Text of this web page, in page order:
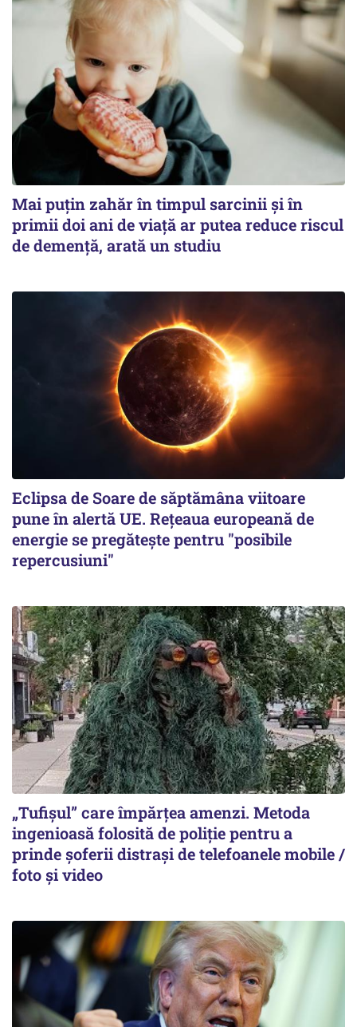
Mai puțin zahăr în timpul sarcinii și în
primii doi ani de viață ar putea reduce riscul
de demență, arată un studiu
Eclipsa de Soare de săptămâna viitoare
pune în alertă UE. Rețeaua europeană de
energie se pregătește pentru "posibile
repercusiuni"
„Tufișul” care împărțea amenzi. Metoda
ingenioasă folosită de poliție pentru a
prinde șoferii distrași de telefoanele mobile /
foto și video